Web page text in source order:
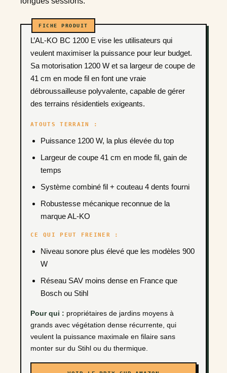
L’AL-KO BC 1200 E vise les utilisateurs qui
veulent maximiser la puissance pour leur budget.
Sa motorisation 1200 W et sa largeur de coupe de
41 cm en mode fil en font une vraie
débroussailleuse polyvalente, capable de gérer
des terrains résidentiels exigeants.
ATOUTS TERRAIN :
Puissance 1200 W, la plus élevée du top
Largeur de coupe 41 cm en mode fil, gain de
temps
Système combiné fil + couteau 4 dents fourni
Robustesse mécanique reconnue de la
marque AL-KO
CE QUI PEUT FREINER :
Niveau sonore plus élevé que les modèles 900
W
Réseau SAV moins dense en France que
Bosch ou Stihl
Pour qui : propriétaires de jardins moyens à
grands avec végétation dense récurrente, qui
veulent la puissance maximale en filaire sans
monter sur du Stihl ou du thermique.